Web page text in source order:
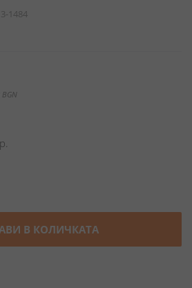
3-1484
В КОЛИЧКАТА